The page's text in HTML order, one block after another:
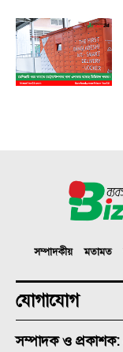
সম্পাদকীয় মতামত
যোগাযোগ
সম্পাদক ও প্রকাশক: